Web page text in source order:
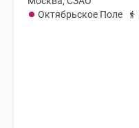
Октябрьское Поле